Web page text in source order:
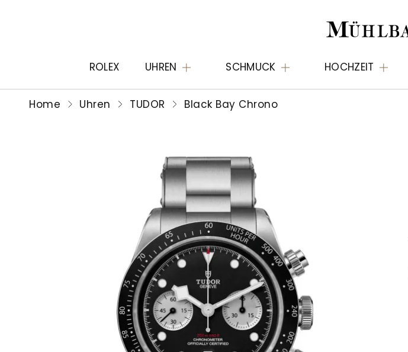
ROLEX UHREN SCHMUCK HOCHZEIT
Home Uhren TUDOR Black Bay Chrono